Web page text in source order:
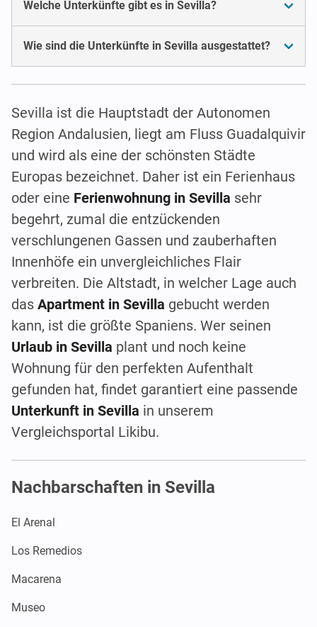
Welche Unterkünfte gibt es in Sevilla?
Wie sind die Unterkünfte in Sevilla ausgestattet?
Sevilla ist die Hauptstadt der Autonomen
Region Andalusien, liegt am Fluss Guadalquivir
und wird als eine der schönsten Städte
Europas bezeichnet. Daher ist ein Ferienhaus
oder eine Ferienwohnung in Sevilla sehr
begehrt, zumal die entzückenden
verschlungenen Gassen und zauberhaften
Innenhöfe ein unvergleichliches Flair
verbreiten. Die Altstadt, in welcher Lage auch
das Apartment in Sevilla gebucht werden
kann, ist die größte Spaniens. Wer seinen
Urlaub in Sevilla plant und noch keine
Wohnung für den perfekten Aufenthalt
gefunden hat, findet garantiert eine passende
Unterkunft in Sevilla in unserem
Vergleichsportal Likibu.
Nachbarschaften in Sevilla
El Arenal
Los Remedios
Macarena
Museo